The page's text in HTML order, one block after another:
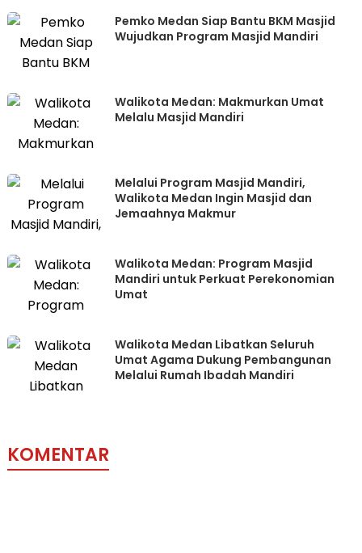
Pemko Medan Siap Bantu BKM Masjid
Wujudkan Program Masjid Mandiri
Walikota Medan: Makmurkan Umat
Melalu Masjid Mandiri
Melalui Program Masjid Mandiri,
Walikota Medan Ingin Masjid dan
Jemaahnya Makmur
Walikota Medan: Program Masjid
Mandiri untuk Perkuat Perekonomian
Umat
Walikota Medan Libatkan Seluruh
Umat Agama Dukung Pembangunan
Melalui Rumah Ibadah Mandiri
KOMENTAR